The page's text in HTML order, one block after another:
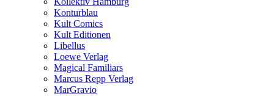
Konturblau
Kult Comics
Kult Editionen
Libellus
Loewe Verlag
Magical Familiars
Marcus Repp Verlag
MarGravio